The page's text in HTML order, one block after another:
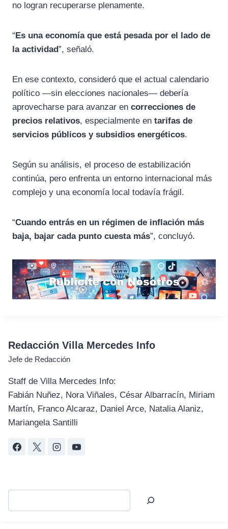
no logran recuperarse plenamente.
“Es una economía que está pesada por el lado de
la actividad”, señaló.
En ese contexto, consideró que el actual calendario
político —sin elecciones nacionales— debería
aprovecharse para avanzar en correcciones de
precios relativos, especialmente en tarifas de
servicios públicos y subsidios energéticos.
Según su análisis, el proceso de estabilización
continúa, pero enfrenta un entorno internacional más
complejo y una economía local todavía frágil.
“Cuando entrás en un régimen de inflación más
baja, bajar cada punto cuesta más”, concluyó.
Redacción Villa Mercedes Info
Jefe de Redacción
Staff de Villa Mercedes Info:
Fabián Nuñez, Nora Viñales, César Albarracín, Miriam
Martín, Franco Alcaraz, Daniel Arce, Natalia Alaniz,
Mariangela Santilli